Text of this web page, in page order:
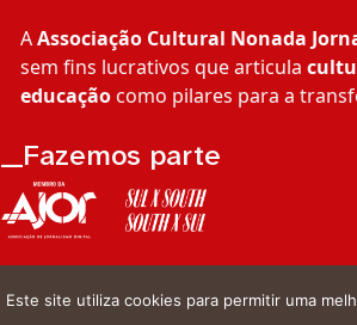
AAssociação Cultural Nonada
sem fins lucrativos que articula
educaçãocomo pilares para a
__Fazemos parte
Este site utiliza cookies para permitir uma